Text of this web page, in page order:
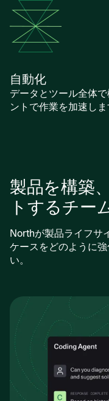
自動化
データとツール全体
ントで作業を加速しま
製品を構築
トするチー
Northが製品ライフサ
ケースをどのように
い。